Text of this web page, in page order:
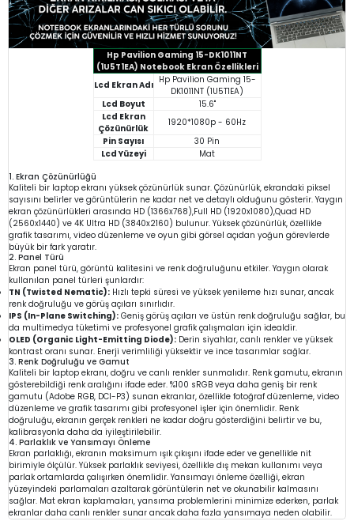
Hp Pavilion Gaming 15-DK1011NT
(1U5T1EA) Notebook Ekran Özellikleri
Lcd Ekran Adı Hp Pavilion Gaming 15-
DK1011NT (1U5T1EA)
Lcd Boyut
15.6"
Lcd Ekran
Çözünürlük
1920*1080p - 60Hz
Pin Sayısı
30 Pin
Lcd Yüzeyi
Mat
1. Ekran Çözünürlüğü
Kaliteli bir laptop ekranı yüksek çözünürlük sunar. Çözünürlük, ekrandaki piksel
sayısını belirler ve görüntülerin ne kadar net ve detaylı olduğunu gösterir. Yaygın
ekran çözünürlükleri arasında HD (1366x768),Full HD (1920x1080),Quad HD
(2560x1440) ve 4K Ultra HD (3840x2160) bulunur. Yüksek çözünürlük, özellikle
grafik tasarımı, video düzenleme ve oyun gibi görsel açıdan yoğun görevlerde
büyük bir fark yaratır.
2. Panel Türü
Ekran panel türü, görüntü kalitesini ve renk doğruluğunu etkiler. Yaygın olarak
kullanılan panel türleri şunlardır:
TN (Twisted Nematic): Hızlı tepki süresi ve yüksek yenileme hızı sunar, ancak
renk doğruluğu ve görüş açıları sınırlıdır.
IPS (In-Plane Switching): Geniş görüş açıları ve üstün renk doğruluğu sağlar, bu
da multimedya tüketimi ve profesyonel grafik çalışmaları için idealdir.
OLED (Organic Light-Emitting Diode): Derin siyahlar, canlı renkler ve yüksek
kontrast oranı sunar. Enerji verimliliği yüksektir ve ince tasarımlar sağlar.
3. Renk Doğruluğu ve Gamut
Kaliteli bir laptop ekranı, doğru ve canlı renkler sunmalıdır. Renk gamutu, ekranın
gösterebildiği renk aralığını ifade eder. %100 sRGB veya daha geniş bir renk
gamutu (Adobe RGB, DCI-P3) sunan ekranlar, özellikle fotoğraf düzenleme, video
düzenleme ve grafik tasarımı gibi profesyonel işler için önemlidir. Renk
doğruluğu, ekranın gerçek renkleri ne kadar doğru gösterdiğini belirtir ve bu,
kalibrasyonla daha da iyileştirilebilir.
4. Parlaklık ve Yansımayı Önleme
Ekran parlaklığı, ekranın maksimum ışık çıkışını ifade eder ve genellikle nit
birimiyle ölçülür. Yüksek parlaklık seviyesi, özellikle dış mekan kullanımı veya
parlak ortamlarda çalışırken önemlidir. Yansımayı önleme özelliği, ekran
yüzeyindeki parlamaları azaltarak görüntülerin net ve okunabilir kalmasını
sağlar. Mat ekran kaplamaları, yansıma problemlerini minimize ederken, parlak
ekranlar daha canlı renkler sunar ancak daha fazla yansımaya neden olabilir.